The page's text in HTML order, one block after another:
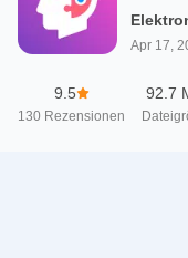
Apr 17,
9.5
130 Rezensionen
92.7